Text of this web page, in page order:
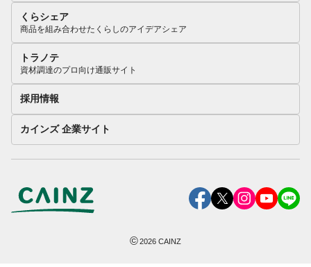
くらシェア
商品を組み合わせたくらしのアイデアシェア
トラノテ
資材調達のプロ向け通販サイト
採用情報
カインズ 企業サイト
©2026 CAINZ